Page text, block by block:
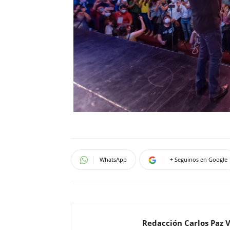
WhatsApp + Seguinos en Google
Redacción Carlos Paz